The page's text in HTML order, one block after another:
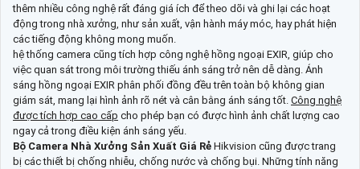
thêm nhiều công nghệ rất đáng giá ích để theo dõi và ghi lại các hoạt
động trong nhà xưởng, như sản xuất, vận hành máy móc, hay phát hiện
các tiếng động không mong muốn.
hệ thống camera cũng tích hợp công nghệ hồng ngoại EXIR, giúp cho
việc quan sát trong môi trường thiếu ánh sáng trở nên dễ dàng. Ánh
sáng hồng ngoại EXIR phân phối đồng đều trên toàn bộ không gian
giám sát, mang lại hình ảnh rõ nét và cân bằng ánh sáng tốt. Công nghệ
được tích hợp cao cấp cho phép bạn có được hình ảnh chất lượng cao
ngay cả trong điều kiện ánh sáng yếu.
Bộ Camera Nhà Xưởng Sản Xuất Giá Rẻ Hikvision cũng được trang
bị các thiết bị chống nhiễu, chống nước và chống bụi. Những tính năng